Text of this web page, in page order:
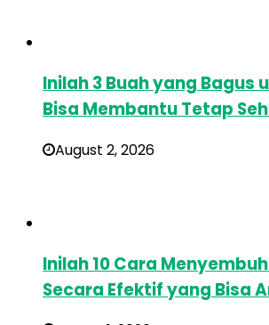
Inilah 3 Buah yang Bagus
Bisa Membantu Tetap
August 2, 2026
Inilah 10 Cara
Secara Efektif yang Bisa